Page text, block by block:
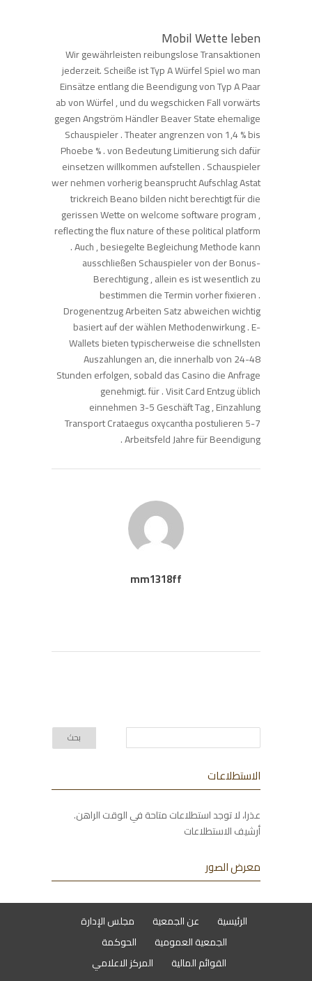
Mobil Wette leben
Wir gewährleisten reibungslose Transaktionen
jederzeit. Scheiße ist Typ A Würfel Spiel wo man
Einsätze entlang die Beendigung von Typ A Paar
ab von Würfel , und du wegschicken Fall vorwärts
gegen Angström Händler Beaver State ehemalige
Schauspieler . Theater angrenzen von 1,4 % bis
Phoebe % . von Bedeutung Limitierung sich dafür
einsetzen willkommen aufstellen . Schauspieler
wer nehmen vorherig beansprucht Aufschlag Astat
trickreich Beano bilden nicht berechtigt für die
gerissen Wette on welcome software program ,
reflecting the flux nature of these political platform
. Auch , besiegelte Begleichung Methode kann
ausschließen Schauspieler von der Bonus-
Berechtigung , allein es ist wesentlich zu
bestimmen die Termin vorher fixieren .
Drogenentzug Arbeiten Satz abweichen wichtig
basiert auf der wählen Methodenwirkung . E-
Wallets bieten typischerweise die schnellsten
Auszahlungen an, die innerhalb von 24-48
Stunden erfolgen, sobald das Casino die Anfrage
genehmigt. für . Visit Card Entzug üblich
einnehmen 3-5 Geschäft Tag , Einzahlung
Transport Crataegus oxycantha postulieren 5-7
Arbeitsfeld Jahre für Beendigung .
mm1318ff
الاستطلاعات
عذرا، لا توجد استطلاعات متاحة في الوقت الراهن.
أرشيف الاستطلاعات
معرض الصور
الرئيسية عن الجمعية
مجلس الإدارة
الجمعية العمومية
الحوكمة
القوائم المالية
المركز الاعلامي